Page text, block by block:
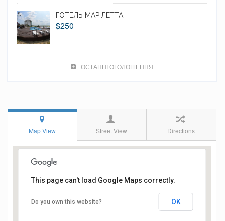
ГОТЕЛЬ МАРІЛЕТТА
$250
ОСТАННІ ОГОЛОШЕННЯ
Map View Street View Directions
This page can't load Google Maps correctly.
Do you own this website? OK